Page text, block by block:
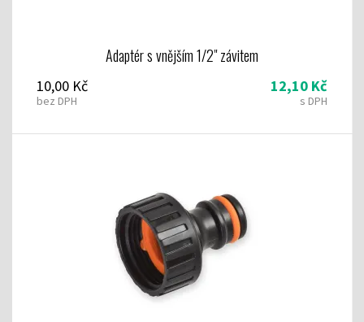
Adaptér s vnějším 1/2" závitem
10,00 Kč
bez DPH
12,10 Kč
s DPH